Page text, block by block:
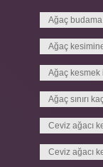
Ağaç budama
Ağaç
Ağaç kesmek
Ağaç sınırı
Ceviz ağacı
Ceviz ağacı